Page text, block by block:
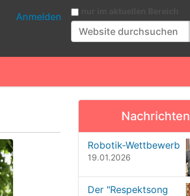
Website durchsuchen
Anmelden
Nachrichten
Robotik-Wettbewerb
19.01.2026
Der "Respektsong